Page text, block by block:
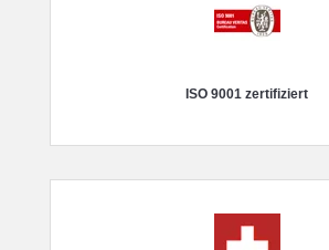
ISO 9001 zertifiziert